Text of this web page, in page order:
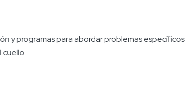
y programas para abordar problemas específicos
cuello